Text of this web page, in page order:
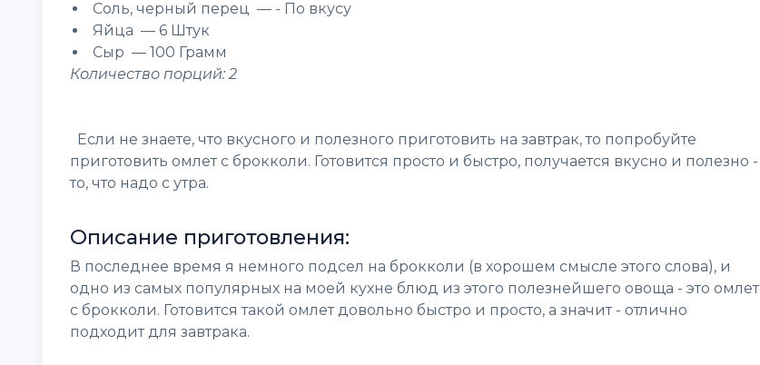
Соль, черный перец — - По вкусу
Яйца — 6 Штук
Сыр — 100 Грамм
Количество порций: 2
Если не знаете, что вкусного и полезного приготовить на завтрак, то попробуйте
приготовить омлет с брокколи. Готовится просто и быстро, получается вкусно и полезно -
то, что надо с утра.
Описание приготовления:
В последнее время я немного подсел на брокколи (в хорошем смысле этого слова), и
одно из самых популярных на моей кухне блюд из этого полезнейшего овоща - это омлет
с брокколи. Готовится такой омлет довольно быстро и просто, а значит - отлично
подходит для завтрака.